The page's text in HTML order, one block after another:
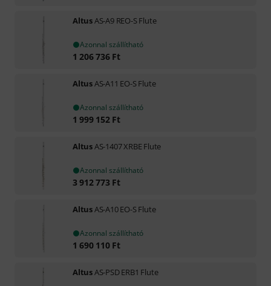
AltusAS-A9 REO-S Flute
Azonnal szállítható
1 206 736 Ft
AltusAS-A11 EO-S Flute
Azonnal szállítható
1 999 152 Ft
AltusAS-1407 XRBE Flute
Azonnal szállítható
3 912 773 Ft
AltusAS-A10 EO-S Flute
Azonnal szállítható
1 690 110 Ft
AltusAS-PSD ERB1 Flute